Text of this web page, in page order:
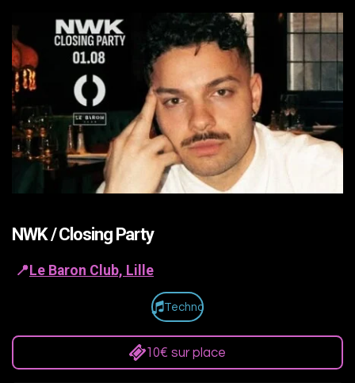
NWK / Closing Party
📍Le Baron Club, Lille
Techno
10€ sur place